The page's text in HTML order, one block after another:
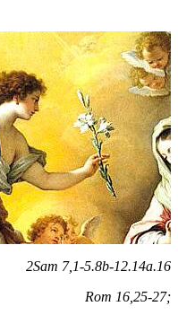
2Sam 7,1-5.8b-12.14a.16
Rom 16,25-27;